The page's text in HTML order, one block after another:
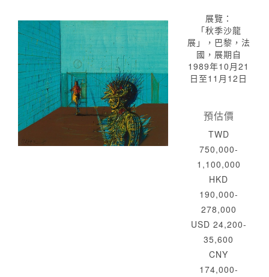
展覽：
「秋季沙龍
展」，巴黎，法
國，展期自
1989年10月21
日至11月12日
預估價
TWD
750,000-
1,100,000
HKD
190,000-
278,000
USD 24,200-
35,600
CNY
174,000-